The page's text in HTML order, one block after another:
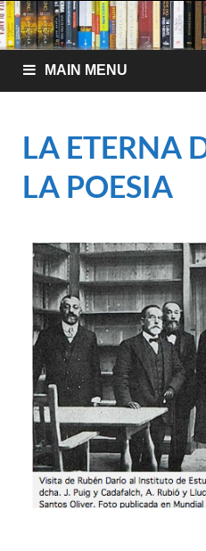
MAIN MENU
LA ETERNA
LA POESIA